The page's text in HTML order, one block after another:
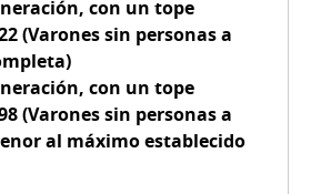
, con un tope
(Varones sin personas a
)
, con un tope
(Varones sin personas a
al máximo establecido